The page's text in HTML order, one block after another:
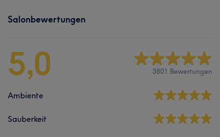
Salonbewertungen
5,0 3801 Bewertungen
Ambiente
Sauberkeit